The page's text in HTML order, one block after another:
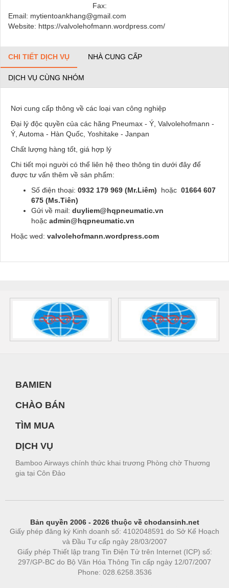
Fax:
Email: mytientoankhang@gmail.com
Website: https://valvolehofmann.wordpress.com/
CHI TIẾT DỊCH VỤ NHÀ CUNG CẤP
DỊCH VỤ CÙNG NHÓM
Nơi cung cấp thông về các loại van công nghiệp
Đại lý độc quyền của các hãng Pneumax - Ý, Valvolehofmann -
Ý, Automa - Hàn Quốc, Yoshitake - Janpan
Chất lượng hàng tốt, giá hợp lý
Chi tiết mọi người có thể liên hệ theo thông tin dưới đây để
được tư vấn thêm về sản phẩm:
Số điện thoại: 0932 179 969 (Mr.Liêm) hoặc 01664 607
675 (Ms.Tiên)
Gửi về mail: duyliem@hqpneumatic.vn
hoặc admin@hqpneumatic.vn
Hoặc wed: valvolehofmann.wordpress.com
BAMIEN
CHÀO BÁN
TÌM MUA
DỊCH VỤ
Bamboo Airways chính thức khai trương Phòng chờ Thương
gia tại Côn Đảo
Bản quyền 2006 - 2026 thuộc về chodansinh.net
Giấy phép đăng ký Kinh doanh số: 4102048591 do Sở Kế Hoạch
và Đầu Tư cấp ngày 28/03/2007
Giấy phép Thiết lập trang Tin Điện Tử trên Internet (ICP) số:
297/GP-BC do Bộ Văn Hóa Thông Tin cấp ngày 12/07/2007
Phone: 028.6258.3536